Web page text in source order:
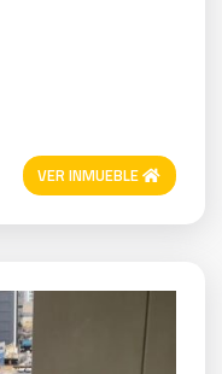
VER INMUEBLE